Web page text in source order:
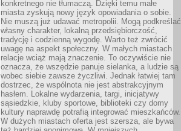
konkretnego nie tłumaczą. Dzięki temu małe
miasta zyskują nowy język opowiadania o sobie.
Nie muszą już udawać metropolii. Mogą podkreślać
własny charakter, lokalną przedsiębiorczość,
tradycję i codzienną wygodę. Warto też zwrócić
uwagę na aspekt społeczny. W małych miastach
relacje wciąż mają znaczenie. To oczywiście nie
oznacza, że wszędzie panuje sielanka, a ludzie są
wobec siebie zawsze życzliwi. Jednak łatwiej tam
dostrzec, że wspólnota nie jest abstrakcyjnym
hasłem. Lokalne wydarzenia, targi, inicjatywy
sąsiedzkie, kluby sportowe, biblioteki czy domy
kultury naprawdę potrafią integrować mieszkańców.
W dużych miastach oferta jest szersza, ale bywa